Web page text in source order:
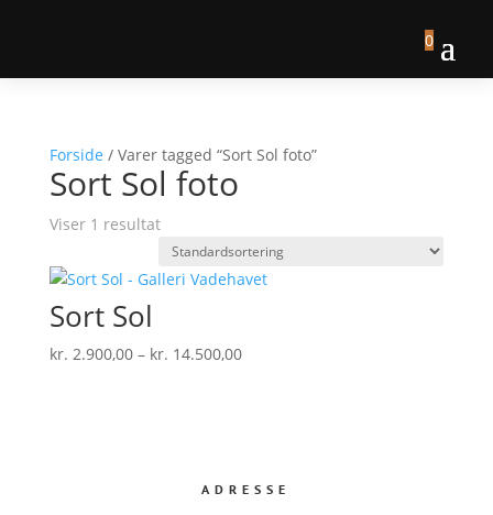
0
Forside / Varer tagged “Sort Sol foto”
Sort Sol foto
Viser 1 resultat
Sort Sol
kr. 2.900,00 – kr. 14.500,00Prisinterval:
ADRESSE